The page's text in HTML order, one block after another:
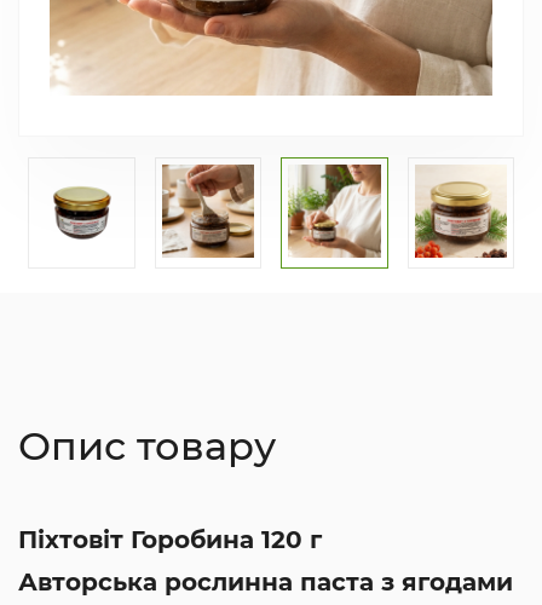
Опис товару
Піхтовіт Горобина 120 г
Авторська рослинна паста з ягодами